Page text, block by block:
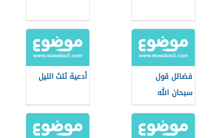
فضائل قول
سبحان الله
والحمد لله
أدعية ثلث الليل